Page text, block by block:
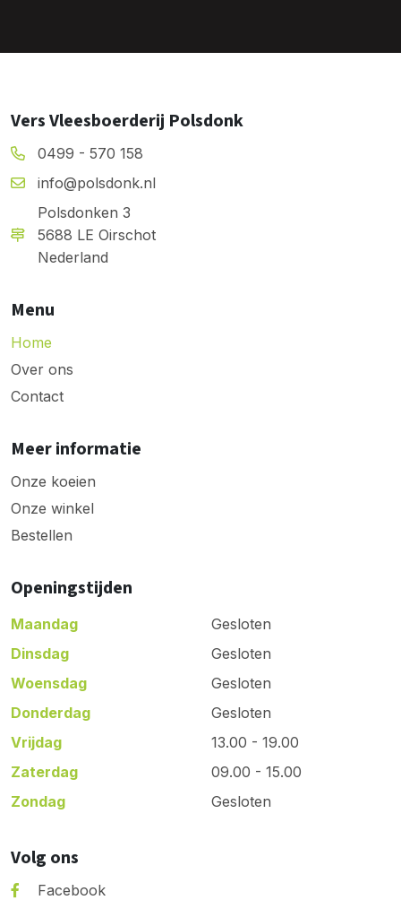
Vers Vleesboerderij Polsdonk
0499 - 570 158
info@polsdonk.nl
Polsdonken 3
5688 LE Oirschot
Nederland
Menu
Home
Over ons
Contact
Meer informatie
Onze koeien
Onze winkel
Bestellen
Openingstijden
Maandag
Gesloten
Dinsdag
Gesloten
Woensdag
Gesloten
Donderdag
Gesloten
Vrijdag
13.00 - 19.00
Zaterdag
09.00 - 15.00
Zondag
Gesloten
Volg ons
Facebook